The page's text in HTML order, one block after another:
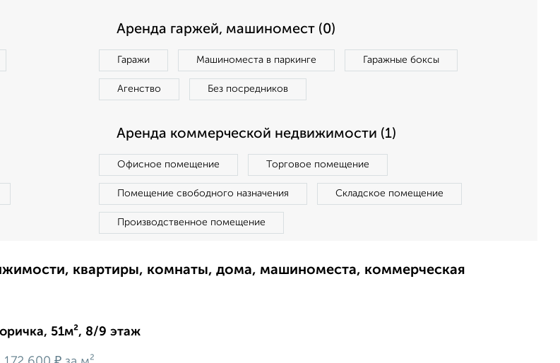
Аренда гаржей, машиномест (0)
Гаражи Машиноместа в паркинге Гаражные боксы
Агенство Без посредников
Аренда коммерческой недвижимости (1)
Офисное помещение Торговое помещение
Помещение свободного назначения Складское помещение
Производственное помещение
квартиры, комнаты, дома, машиноместа, коммерческая
51м², 8/9 этаж